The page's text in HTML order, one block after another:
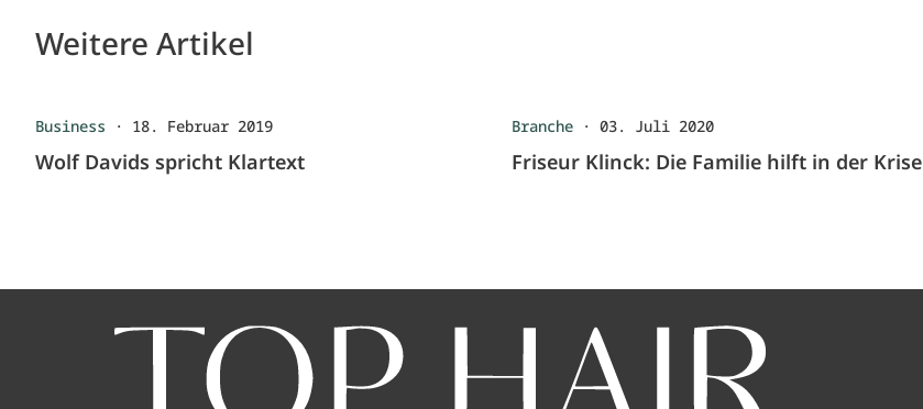
Weitere Artikel
Business · 18. Februar 2019
Wolf Davids spricht Klartext
Branche ·03. Juli 2020
Friseur Klinck: Die Familie hilft in der Krise